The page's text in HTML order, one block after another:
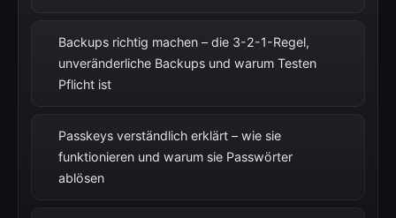
Backups richtig machen – die 3-2-1-Regel,
unveränderliche Backups und warum Testen
Pflicht ist
Passkeys verständlich erklärt – wie sie
funktionieren und warum sie Passwörter
ablösen